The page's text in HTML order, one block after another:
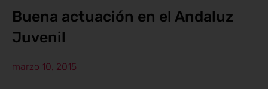
Buena actuación en el Andaluz
Juvenil
marzo 10, 2015